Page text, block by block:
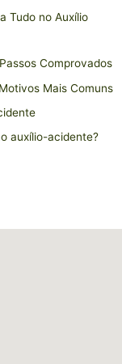
Tudo no Auxílio
Comprovados
Mais Comuns
auxílio-acidente?